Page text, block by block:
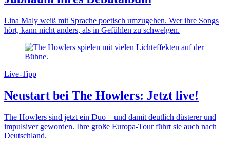
Lina Maly weiß mit Sprache poetisch umzugehen. Wer ihre Songs
hört, kann nicht anders, als in Gefühlen zu schwelgen.
Live-Tipp
Neustart bei The Howlers: Jetzt live!
The Howlers sind jetzt ein Duo – und damit deutlich düsterer und
impulsiver geworden. Ihre große Europa-Tour führt sie auch nach
Deutschland.